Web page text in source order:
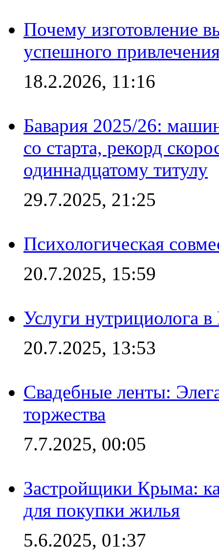
Почему изготовление
успешного
18.2.2026, 11:16
Бавария 2025/26:
со старта, рекорд
одиннадцатому титулу
29.7.2025, 21:25
Психологическая
20.7.2025, 15:59
Услуги нутрициолога
20.7.2025, 13:53
Свадебные ленты:
торжества
7.7.2025, 00:05
Застройщики Крыма:
для покупки жилья
5.6.2025, 01:37